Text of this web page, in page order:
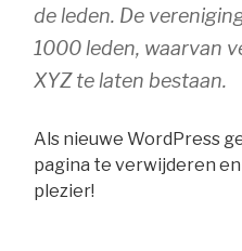
de leden. De
1000 leden, waarvan
XYZ te laten bestaan.
Als nieuwe WordPress
pagina te verwijderen en
plezier!